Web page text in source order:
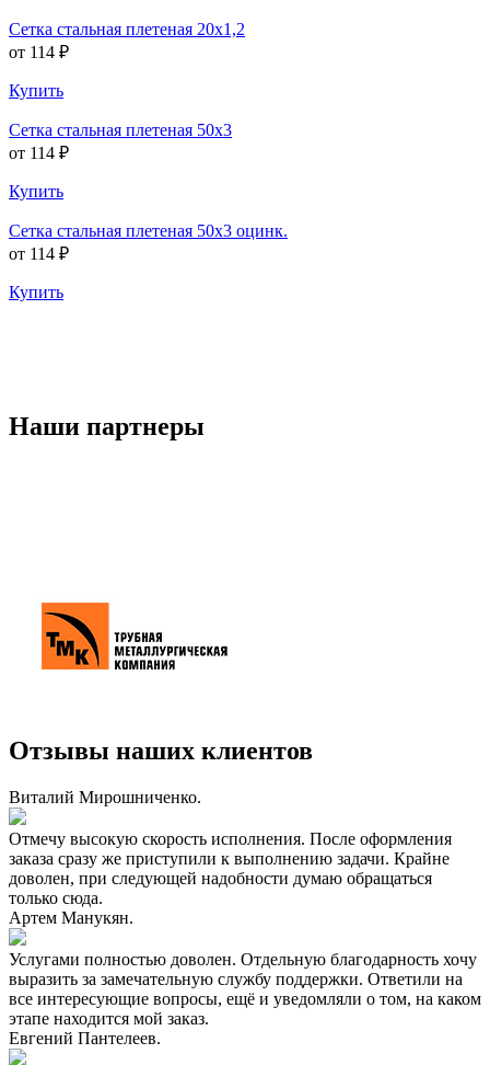
Сетка стальная плетеная 20х1,2
от 114 ₽
Купить
Сетка стальная плетеная 50х3
от 114 ₽
Купить
Сетка стальная плетеная 50х3 оцинк.
от 114 ₽
Купить
Наши партнеры
Отзывы наших клиентов
Виталий Мирошниченко.
Отмечу высокую скорость исполнения. После оформления
заказа сразу же приступили к выполнению задачи. Крайне
доволен, при следующей надобности думаю обращаться
только сюда.
Артем Манукян.
Услугами полностью доволен. Отдельную благодарность хочу
выразить за замечательную службу поддержки. Ответили на
все интересующие вопросы, ещё и уведомляли о том, на каком
этапе находится мой заказ.
Евгений Пантелеев.